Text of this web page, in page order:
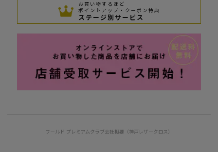
お買い物するほど
ポイントアップ・クーポン特典
ステージ別サービス
ワールド プレミアムクラブ 会社概要（神戸レザークロス）